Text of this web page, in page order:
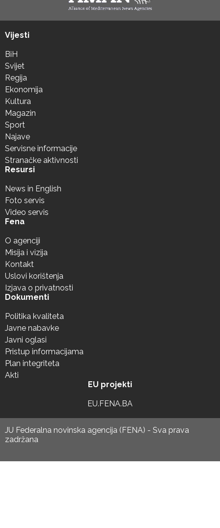
Vijesti
BiH
Svijet
Regija
Ekonomija
Kultura
Magazin
Sport
Najave
Servisne informacije
Stranačke aktivnosti
Resursi
News in English
Foto servis
Video servis
Fena
O agenciji
Misija i vizija
Kontakt
Uslovi korištenja
Izjava o privatnosti
Dokumenti
Politika kvaliteta
Javne nabavke
Javni oglasi
Pristup informacijama
Plan integriteta
Akti
EU projekti
EU.FENA.BA
JU Federalna novinska agencija (FENA) - Sva prava
zadržana